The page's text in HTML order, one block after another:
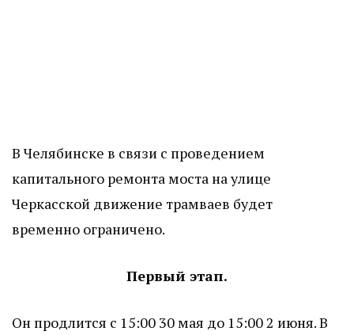
В Челябинске в связи с проведением
капитального ремонта моста на улице
Черкасской движение трамваев будет
временно ограничено.
Первый этап.
Он продлится с 15:00 30 мая до 15:00 2 июня. В